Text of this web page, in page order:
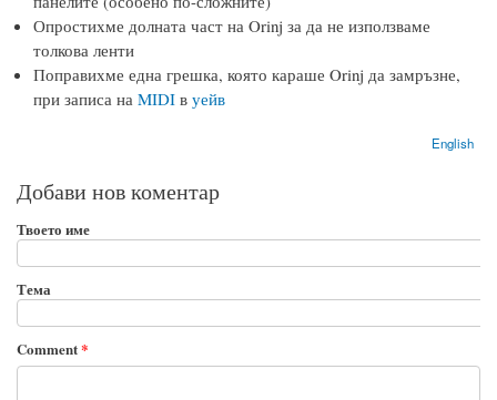
Опростихме долната част на Orinj за да не използваме
толкова ленти
Поправихме една грешка, която караше Orinj да замръзне,
при записа на MIDI в уейв
English
Добави нов коментар
Твоето име
Тема
Comment*